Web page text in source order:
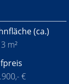
(ca.)
m²
€